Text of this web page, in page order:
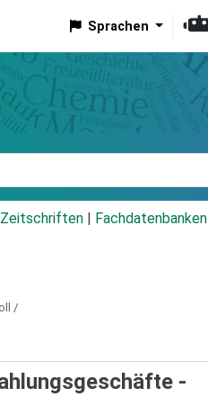
Sprachen
Fachdatenbanken
/
-